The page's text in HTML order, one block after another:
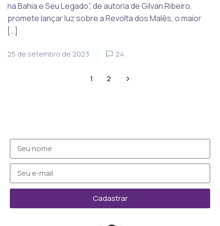
na Bahia e Seu Legado”, de autoria de Gilvan Ribeiro,
promete lançar luz sobre a Revolta dos Malês, o maior
[…]
25 de setembro de 2023 24
1 2
Cadastrar